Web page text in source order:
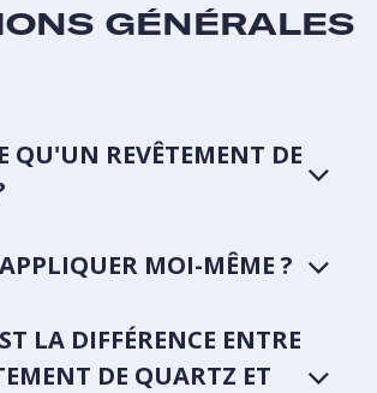
GÉNÉRALES
QU'UN REVÊTEMENT DE
MOI-MÊME ?
LA DIFFÉRENCE ENTRE
DE QUARTZ ET